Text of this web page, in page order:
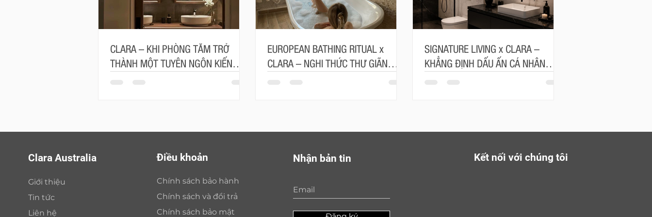
CLARA – KHI PHÒNG TẮM TRỞ
THÀNH MỘT TUYÊN NGÔN KIẾN
EUROPEAN BATHING RITUAL x
CLARA – NGHI THỨC THƯ GIÃN
SIGNATURE LIVING x CLARA –
KHẲNG ĐỊNH DẤU ẤN CÁ NHÂN
Clara Australia
Giới thiệu
Tin tức
Liên hệ
Điều khoản
Chính sách bảo hành
Chính sách và đổi trả
Chính sách bảo mật
Nhận bản tin Kết nối với chúng tôi